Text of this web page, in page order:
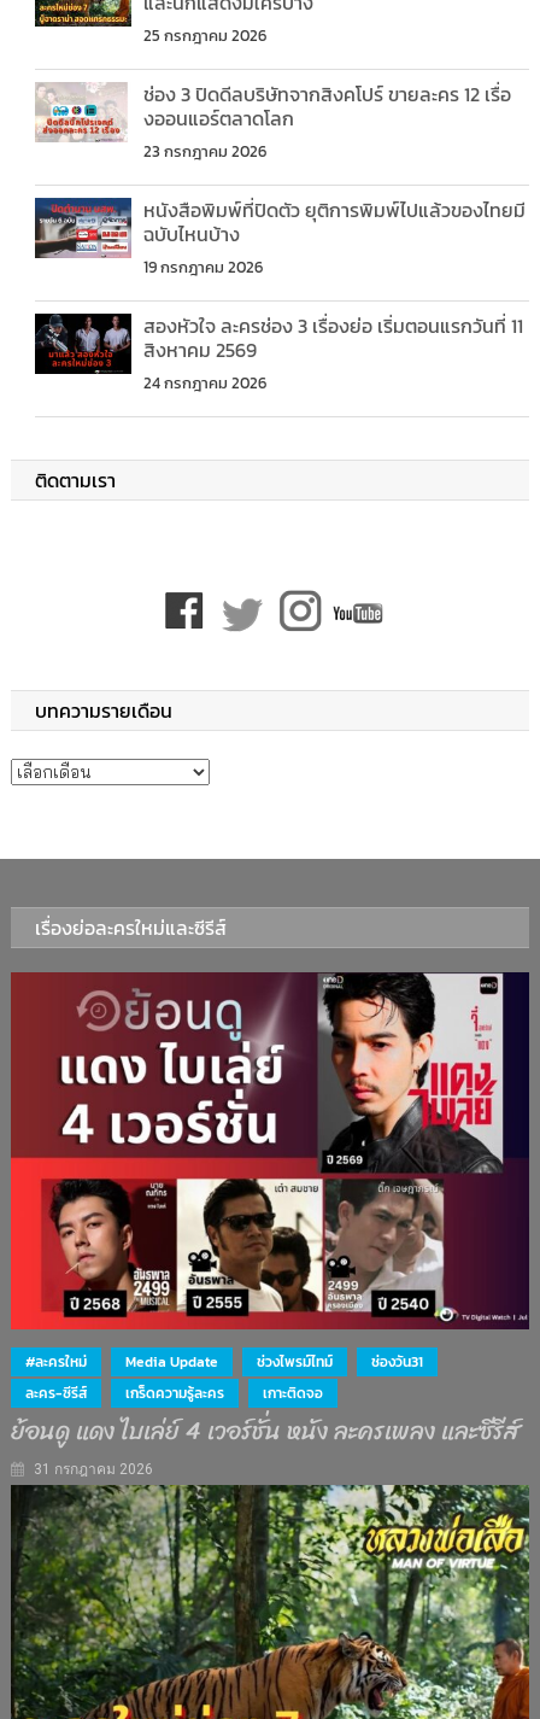
25 กรกฎาคม 2026
ช่อง 3 ปิดดีลบริษัทจากสิงคโปร์ ขายละคร 12 เรื่อ
งออนแอร์ตลาดโลก
23 กรกฎาคม 2026
หนังสือพิมพ์ที่ปิดตัว ยุติการพิมพ์ไปแล้วของไทยมี
ฉบับไหนบ้าง
19 กรกฎาคม 2026
สองหัวใจ ละครช่อง 3 เรื่องย่อ เริ่มตอนแรกวันที่ 11
สิงหาคม 2569
24 กรกฎาคม 2026
ติดตามเรา
บทความรายเดือน
บทความรายเดือน
เรื่องย่อละครใหม่และซีรีส์
#ละครใหม่ Media Update ช่วงไพรม์ไทม์
ช่องวัน31
ละคร-ซีรีส์
เกร็ดความรู้ละคร เกาะติดจอ
ย้อนดู แดง ไบเล่ย์ 4 เวอร์ชั่น หนัง ละครเพลง และซีรีส์
31 กรกฎาคม 2026